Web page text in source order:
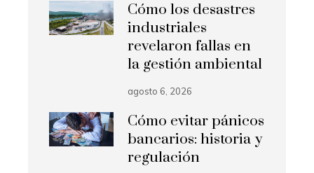
Cómo los desastres
industriales
revelaron fallas en
la gestión ambiental
agosto 6, 2026
Cómo evitar pánicos
bancarios: historia y
regulación